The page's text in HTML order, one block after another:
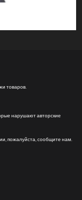
товаров.
нарушают авторские
пожалуйста, сообщите нам.